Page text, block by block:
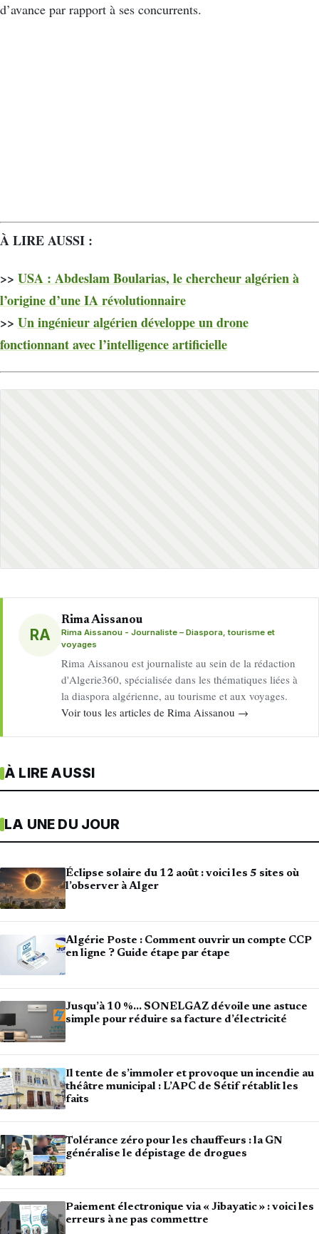
d’avance par rapport à ses concurrents.
À LIRE AUSSI :
>> USA : Abdeslam Boularias, le chercheur algérien à
l’origine d’une IA révolutionnaire
>> Un ingénieur algérien développe un drone
fonctionnant avec l’intelligence artificielle
RA
Rima Aissanou
Rima Aissanou - Journaliste – Diaspora, tourisme et
voyages
Rima Aissanou est journaliste au sein de la rédaction
d'Algerie360, spécialisée dans les thématiques liées à
la diaspora algérienne, au tourisme et aux voyages.
Voir tous les articles de Rima Aissanou →
À LIRE AUSSI
LA UNE DU JOUR
Éclipse solaire du 12 août : voici les 5 sites où
l’observer à Alger
Algérie Poste : Comment ouvrir un compte CCP
en ligne ? Guide étape par étape
Jusqu’à 10 %… SONELGAZ dévoile une astuce
simple pour réduire sa facture d’électricité
Il tente de s’immoler et provoque un incendie au
théâtre municipal : L’APC de Sétif rétablit les
faits
Tolérance zéro pour les chauffeurs : la GN
généralise le dépistage de drogues
Paiement électronique via « Jibayatic » : voici les
erreurs à ne pas commettre